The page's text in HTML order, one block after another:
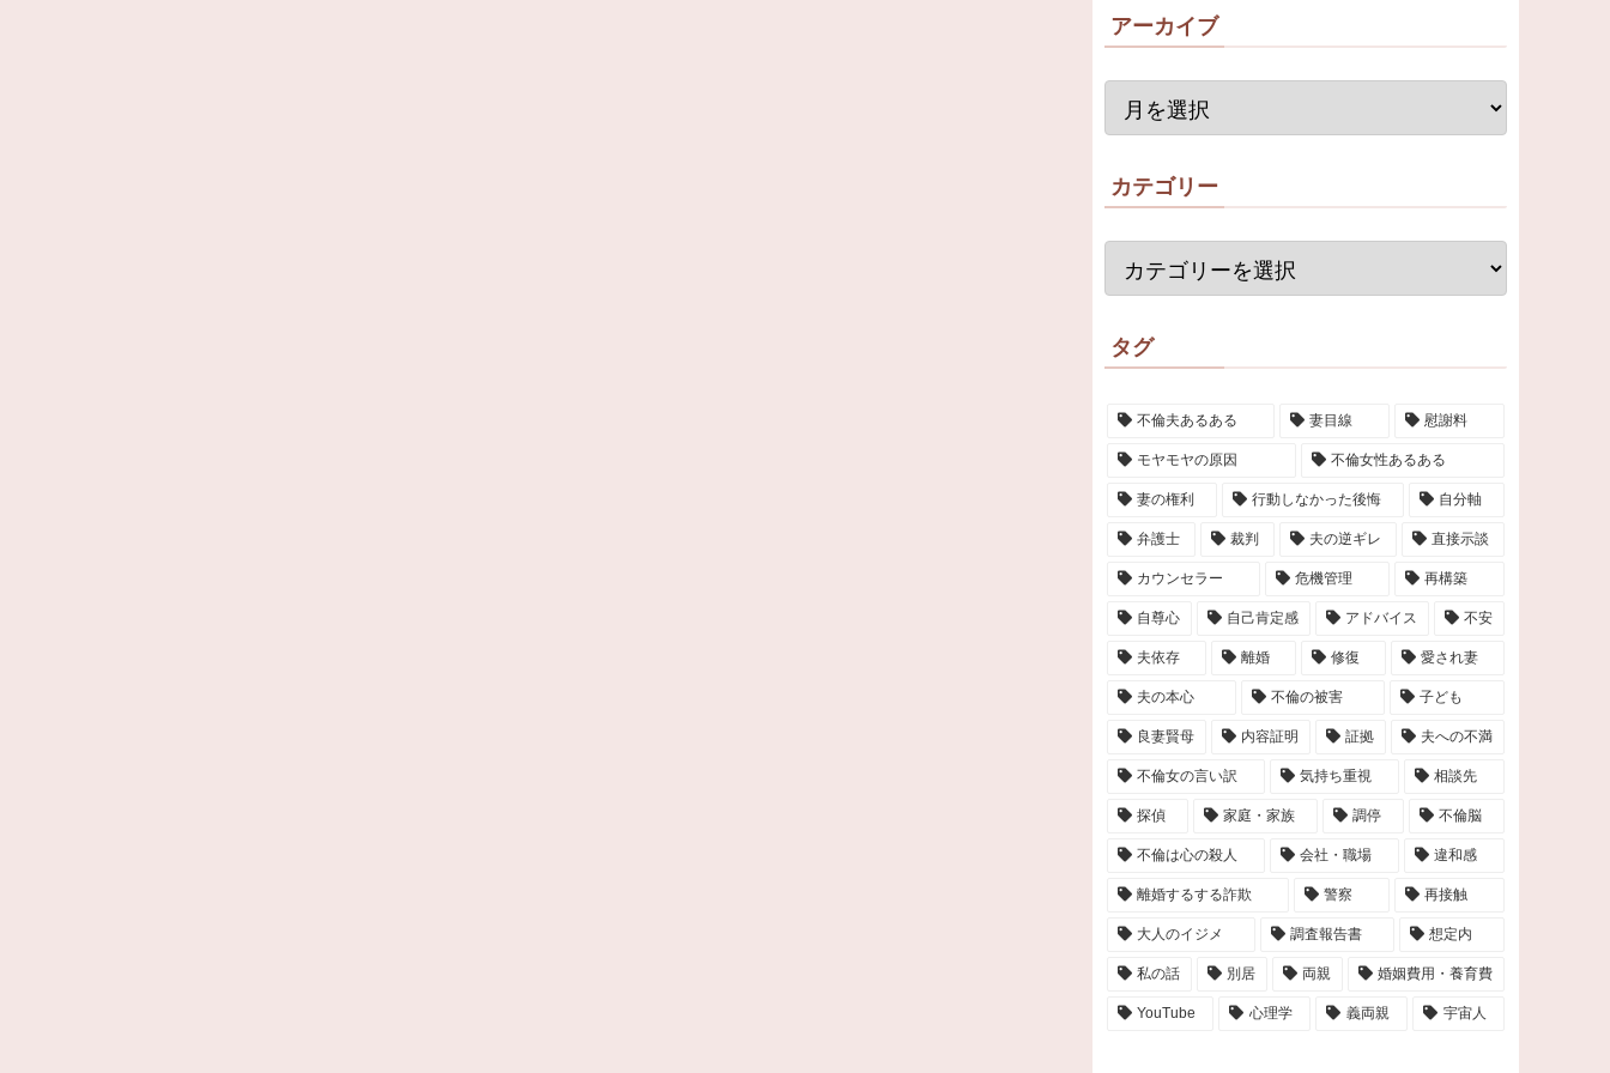
アーカイブ
カテゴリー
タグ
不倫夫あるある 妻目線 慰謝料
モヤモヤの原因 不倫女性あるある
妻の権利 行動しなかった後悔 自分軸
弁護士 裁判 夫の逆ギレ 直接示談
カウンセラー 危機管理 再構築
自尊心 自己肯定感 アドバイス 不安
夫依存 離婚 修復 愛され妻
夫の本心 不倫の被害 子ども
良妻賢母 内容証明 証拠 夫への不満
不倫女の言い訳 気持ち重視 相談先
探偵 家庭・家族 調停 不倫脳
不倫は心の殺人 会社・職場 違和感
離婚するする詐欺 警察 再接触
大人のイジメ 調査報告書 想定内
私の話 別居 両親 婚姻費用・養育費
YouTube 心理学 義両親 宇宙人